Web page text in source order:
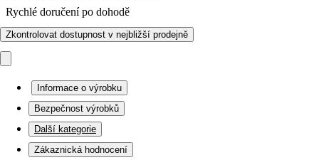
Rychlé doručení po dohodě
Zkontrolovat dostupnost v nejbližší prodejně
Informace o výrobku
Bezpečnost výrobků
Další kategorie
Zákaznická hodnocení